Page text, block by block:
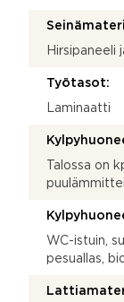
Hirsipaneeli
Työtasot:
Laminaatti
Talossa on
WC-istuin,
pesuallas,